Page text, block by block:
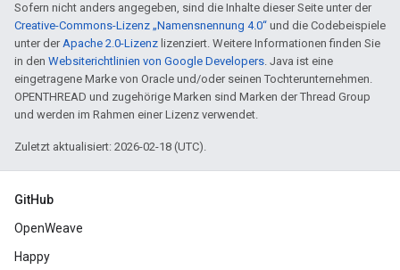
Sofern nicht anders angegeben, sind die Inhalte dieser Seite unter der
Creative-Commons-Lizenz „Namensnennung 4.0“ und die Codebeispiele
unter derApache 2.0-Lizenz lizenziert. Weitere Informationen finden Sie
in den Websiterichtlinien von Google Developers. Java ist eine
eingetragene Marke von Oracle und/oder seinen Tochterunternehmen.
OPENTHREAD und zugehörige Marken sind Marken der Thread Group
und werden im Rahmen einer Lizenz verwendet.
Zuletzt aktualisiert: 2026-02-18 (UTC).
GitHub
OpenWeave
Happy